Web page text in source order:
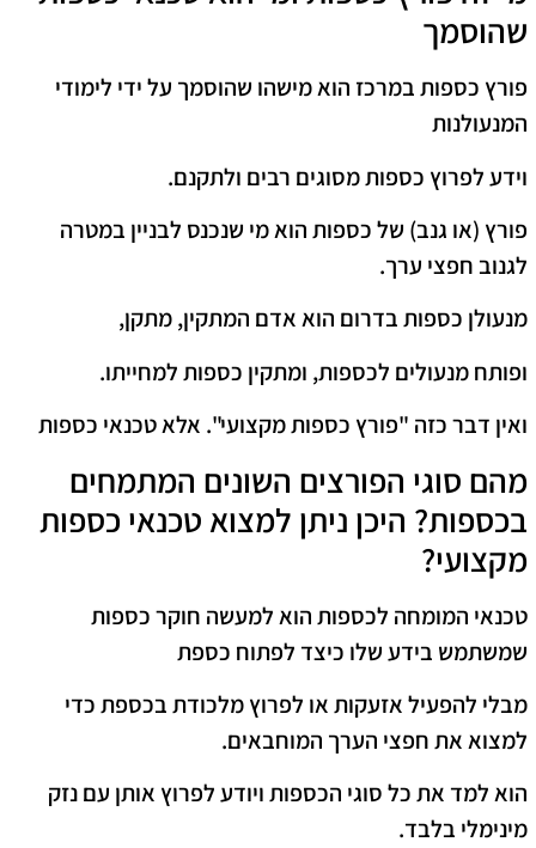
שהוסמך
פורץ כספות במרכז הוא מישהו שהוסמך על ידי לימודי
המנעולנות
וידע לפרוץ כספות מסוגים רבים ולתקנם.
פורץ (או גנב) של כספות הוא מי שנכנס לבניין במטרה
לגנוב חפצי ערך.
מנעולן כספות בדרום הוא אדם המתקין, מתקן,
ופותח מנעולים לכספות, ומתקין כספות למחייתו.
ואין דבר כזה "פורץ כספות מקצועי". אלא טכנאי כספות
מהם סוגי הפורצים השונים המתמחים
בכספות? היכן ניתן למצוא טכנאי כספות
מקצועי?
טכנאי המומחה לכספות הוא למעשה חוקר כספות
שמשתמש בידע שלו כיצד לפתוח כספת
מבלי להפעיל אזעקות או לפרוץ מלכודת בכספת כדי
למצוא את חפצי הערך המוחבאים.
הוא למד את כל סוגי הכספות ויודע לפרוץ אותן עם נזק
מינימלי בלבד.